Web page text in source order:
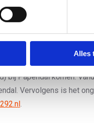
Alles
van Arnhem volg je de
buslijn 10 (bestemming
bij Papendal komen.
Vervolgens is het
.